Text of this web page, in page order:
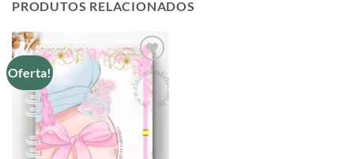
PRODUTOS RELACIONADOS
Oferta!
Adicionar
a lista de
desejos